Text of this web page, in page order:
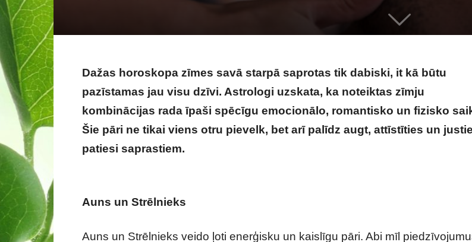
Dažas horoskopa zīmes savā starpā saprotas tik dabiski, it kā būtu
pazīstamas jau visu dzīvi. Astrologi uzskata, ka noteiktas zīmju
kombinācijas rada īpaši spēcīgu emocionālo, romantisko un fizisko
Šie pāri ne tikai viens otru pievelk, bet arī palīdz augt, attīstīties un
patiesi saprastiem.
Auns un Strēlnieks
Auns un Strēlnieks veido ļoti enerģisku un kaislīgu pāri. Abi mīl